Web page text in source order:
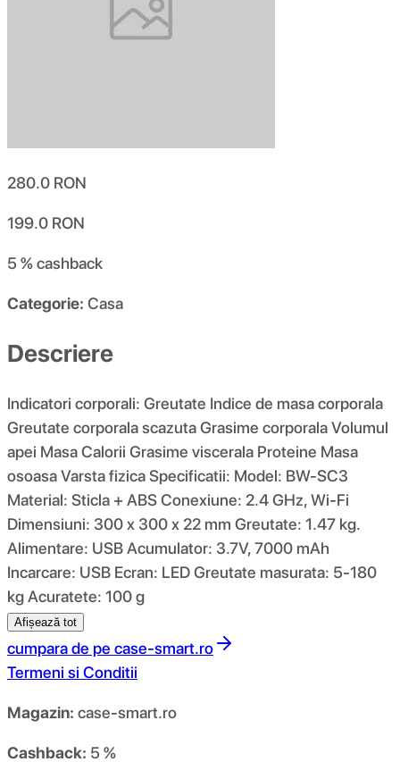
280.0 RON
199.0 RON
5 %cashback
Categorie: Casa
Descriere
Indicatori corporali: Greutate Indice de masa corporala
Greutate corporala scazuta Grasime corporala Volumul
apei Masa Calorii Grasime viscerala Proteine Masa
osoasa Varsta fizica Specificatii: Model: BW-SC3
Material: Sticla + ABS Conexiune: 2.4 GHz, Wi-Fi
Dimensiuni: 300 x 300 x 22 mm Greutate: 1.47 kg.
Alimentare: USB Acumulator: 3.7V, 7000 mAh
Incarcare: USB Ecran: LED Greutate masurata: 5-180
kg Acuratete: 100 g
Afișează tot
cumpara de pe case-smart.ro
Termeni si Conditii
Magazin: case-smart.ro
Cashback: 5 %